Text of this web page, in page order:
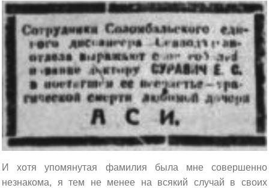
И хотя упомянутая фамилия была мне совершенно
незнакома, я тем не менее на всякий случай в своих